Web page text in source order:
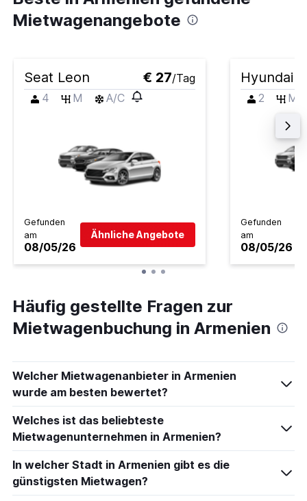
Mietwagenangebote
Seat Leon € 27/Tag
4
M A/C
Gefunden
am
08/05/26
Ähnliche Angebote
Hyundai
2 M
Gefunden
am
08/05/26
Häufig gestellte Fragen zur
Mietwagenbuchung in Armenien
Welcher Mietwagenanbieter in Armenien
wurde am besten bewertet?
Welches ist das beliebteste
Mietwagenunternehmen in Armenien?
In welcher Stadt in Armenien gibt es die
günstigsten Mietwagen?